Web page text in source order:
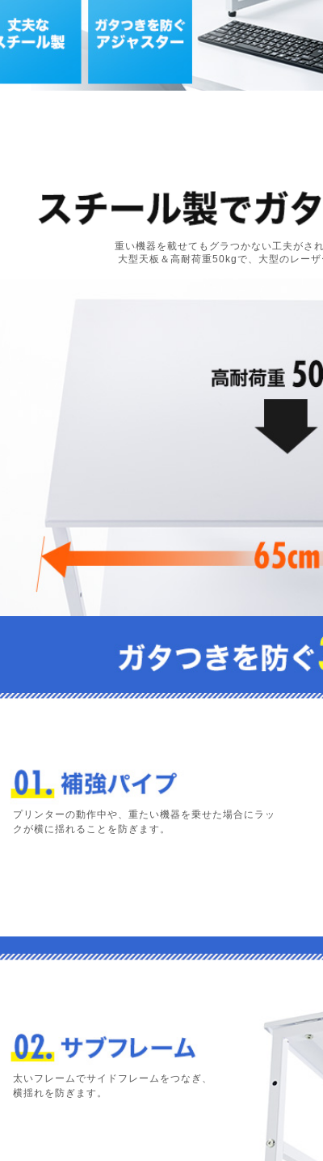
重い機器を載せてもグラつかない工夫がさ
大型天板＆高耐荷重50kgで、大型のレーザ
プリンターの動作中や、重たい機器を乗せた場合にラッ
クが横に揺れることを防ぎます。
太いフレームでサイドフレームをつなぎ、
横揺れを防ぎます。